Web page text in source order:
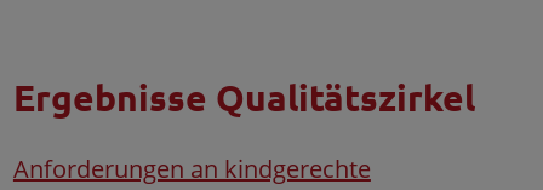
Ergebnisse Qualitätszirkel
Anforderungen an kindgerechte